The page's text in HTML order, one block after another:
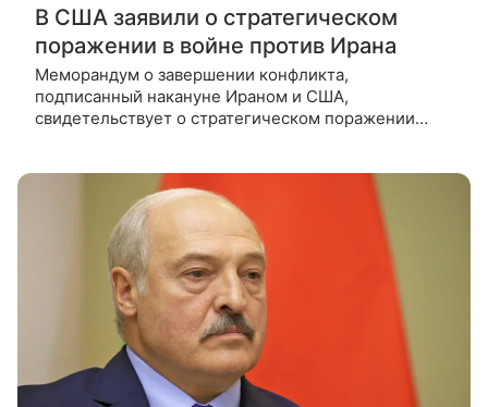
В США заявили о стратегическом
поражении в войне против Ирана
Меморандум о завершении конфликта,
подписанный накануне Ираном и США,
свидетельствует о стратегическом поражении